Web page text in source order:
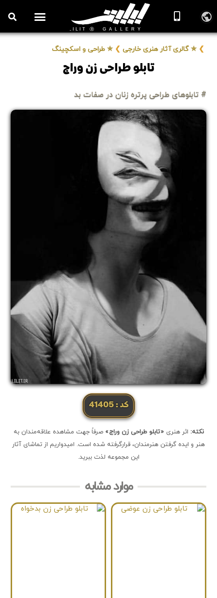
❯ ✮ گالری آثار هنری خارجی ❯ ✮ طراحی و اسکچینگ
تابلو طراحی زن وراج
# تابلوهای طراحی پرتره زنان در صفات بد
کد: 41405
نکته: اثر هنری «تابلو طراحی زن وراج» صرفاً جهت مشاهده علاقه‌مندان به
هنر و ایده گرفتن هنرمندان، قرارگرفته شده است. امیدواریم از تماشای آثار
این مجموعه لذت ببرید.
موارد مشابه